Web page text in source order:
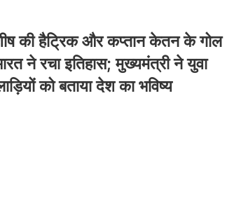
की हैट्रिक और कप्तान केतन के गोल
ने रचा इतिहास; मुख्यमंत्री ने युवा
को बताया देश का भविष्य